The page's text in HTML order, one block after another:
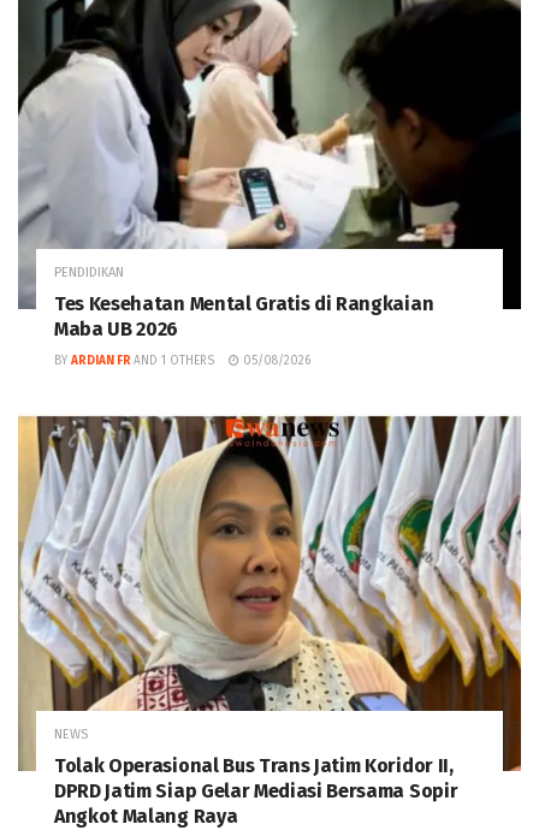
PENDIDIKAN
Tes Kesehatan Mental Gratis di Rangkaian
Maba UB 2026
BY ARDIAN FR AND 1 OTHERS 05/08/2026
NEWS
Tolak Operasional Bus Trans Jatim Koridor II,
DPRD Jatim Siap Gelar Mediasi Bersama Sopir
Angkot Malang Raya